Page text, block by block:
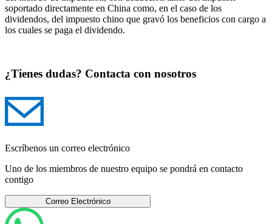
soportado directamente en China como, en el caso de los
dividendos, del impuesto chino que gravó los beneficios con cargo a
los cuales se paga el dividendo.
¿Tienes dudas? Contacta con nosotros
Escríbenos un correo electrónico
Uno de los miembros de nuestro equipo se pondrá en contacto
contigo
Correo Electrónico